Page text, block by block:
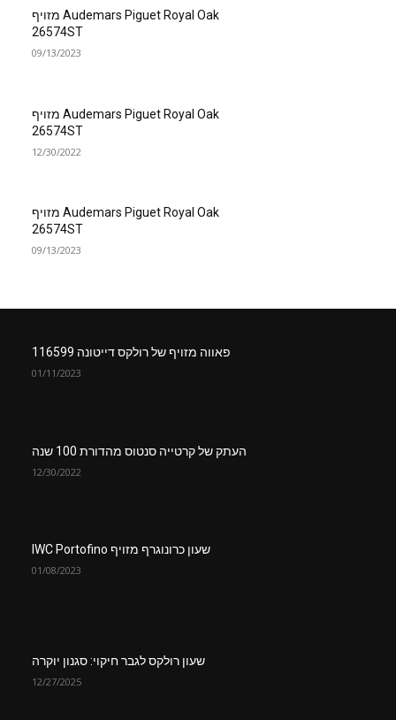
Audemars Piguet Royal Oak מזויף
26574ST
09/13/2023
Audemars Piguet Royal Oak מזויף
26574ST
12/30/2022
Audemars Piguet Royal Oak מזויף
26574ST
09/13/2023
פאווה מזויף של רולקס דייטונה 116599
01/11/2023
העתק של קרטייה סנטוס מהדורת 100 שנה
12/30/2022
שעון כרונוגרף מזויף IWC Portofino
01/08/2023
שעון רולקס לגבר חיקוי: סגנון יוקרה
12/27/2025